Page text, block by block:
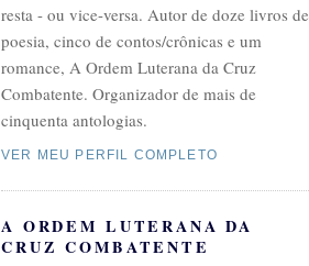
resta - ou vice-versa. Autor de doze livros de
poesia, cinco de contos/crônicas e um
romance, A Ordem Luterana da Cruz
Combatente. Organizador de mais de
cinquenta antologias.
VER MEU PERFIL COMPLETO
A ORDEM LUTERANA DA
CRUZ COMBATENTE